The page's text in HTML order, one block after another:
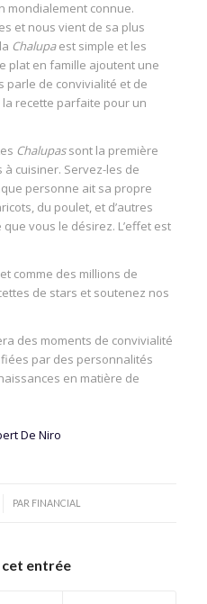
mondialement connue.
et nous vient de sa plus
Chalupaest simple et les
plat en famille ajoutent une
parle de convivialité et de
recette parfaite pour un
Chalupassont la première
à cuisiner. Servez-les de
personne ait sa propre
du poulet, et d’autres
vous le désirez. L’effet est
comme des millions de
de stars et soutenez nos
des moments de convivialité
par des personnalités
en matière de
De Niro
PAR FINANCIAL
entrée